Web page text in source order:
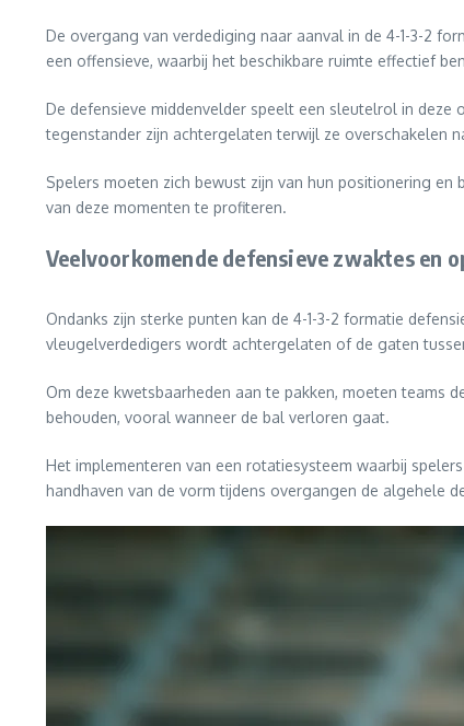
De overgang van verdediging naar aanval in de 4-1-3-2
een offensieve, waarbij het beschikbare ruimte effectief
De defensieve middenvelder speelt een sleutelrol in
tegenstander zijn achtergelaten terwijl ze overschakelen
Spelers moeten zich bewust zijn van hun positionering
van deze momenten te profiteren.
Veelvoorkomende defensieve zwaktes en
Ondanks zijn sterke punten kan de 4-1-3-2 formatie
vleugelverdedigers wordt achtergelaten of de gaten
Om deze kwetsbaarheden aan te pakken, moeten teams
behouden, vooral wanneer de bal verloren gaat.
Het implementeren van een rotatiesysteem waarbij
handhaven van de vorm tijdens overgangen de algehele